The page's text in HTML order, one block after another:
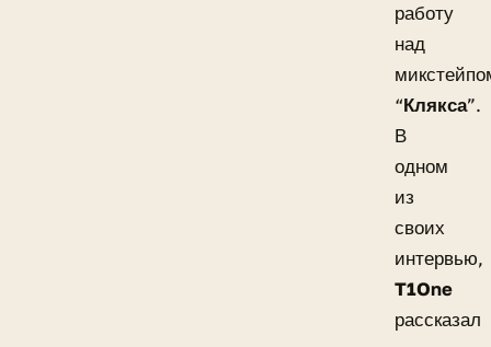
работу
над
“Клякса”.
В
одном
из
своих
интервью,
T1One
рассказал